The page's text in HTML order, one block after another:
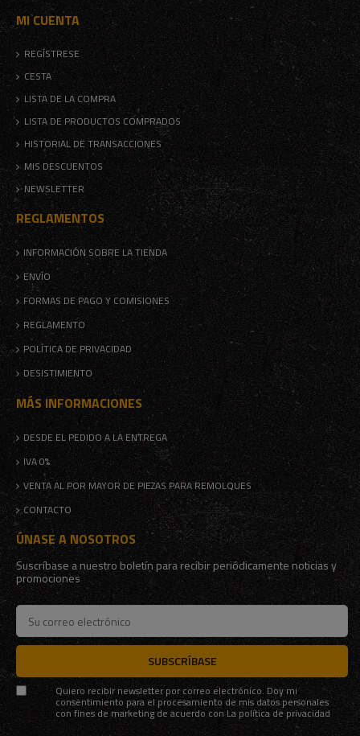
MI CUENTA
REGÍSTRESE
CESTA
LISTA DE LA COMPRA
LISTA DE PRODUCTOS COMPRADOS
HISTORIAL DE TRANSACCIONES
MIS DESCUENTOS
NEWSLETTER
REGLAMENTOS
INFORMACIÓN SOBRE LA TIENDA
ENVÍO
FORMAS DE PAGO Y COMISIONES
REGLAMENTO
POLÍTICA DE PRIVACIDAD
DESISTIMIENTO
MÁS INFORMACIONES
DESDE EL PEDIDO A LA ENTREGA
IVA 0%
VENTA AL POR MAYOR DE PIEZAS PARA REMOLQUES
CONTACTO
ÚNASE A NOSOTROS
Suscríbase a nuestro boletín para recibir periódicamente noticias y
promociones
SUBSCRÍBASE
Quiero recibir newsletter por correo electrónico. Doy mi
consentimiento para el procesamiento de mis datos personales
con fines de marketing de acuerdo conLa política de privacidad